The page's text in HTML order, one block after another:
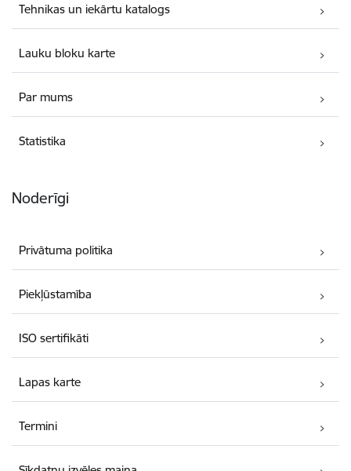
Tehnikas un iekārtu katalogs
Lauku bloku karte
Par mums
Statistika
Noderīgi
Privātuma politika
Piekļūstamība
ISO sertifikāti
Lapas karte
Termini